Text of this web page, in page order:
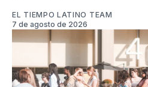
EL TIEMPO LATINO TEAM
7 de agosto de 2026